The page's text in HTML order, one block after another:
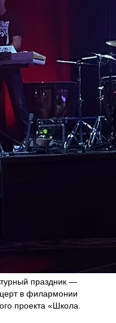
праздник —
в филармонии
проекта «Школа.